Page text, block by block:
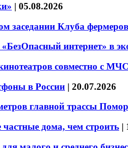
| 05.08.2026
заседании Клуба
интернет» в
совместно с
в России | 20.07.2026
главной трассы
дома, чем строить |